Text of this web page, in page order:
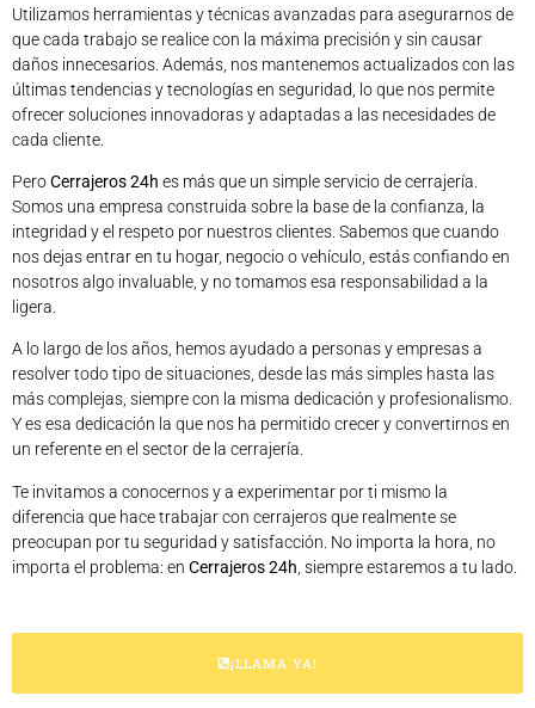
Utilizamos herramientas y técnicas avanzadas para asegurarnos de
que cada trabajo se realice con la máxima precisión y sin causar
daños innecesarios. Además, nos mantenemos actualizados con las
últimas tendencias y tecnologías en seguridad, lo que nos permite
ofrecer soluciones innovadoras y adaptadas a las necesidades de
cada cliente.
PeroCerrajeros 24h es más que un simple servicio de cerrajería.
Somos una empresa construida sobre la base de la confianza, la
integridad y el respeto por nuestros clientes. Sabemos que cuando
nos dejas entrar en tu hogar, negocio o vehículo, estás confiando en
nosotros algo invaluable, y no tomamos esa responsabilidad a la
ligera.
A lo largo de los años, hemos ayudado a personas y empresas a
resolver todo tipo de situaciones, desde las más simples hasta las
más complejas, siempre con la misma dedicación y profesionalismo.
Y es esa dedicación la que nos ha permitido crecer y convertirnos en
un referente en el sector de la cerrajería.
Te invitamos a conocernos y a experimentar por ti mismo la
diferencia que hace trabajar con cerrajeros que realmente se
preocupan por tu seguridad y satisfacción. No importa la hora, no
importa el problema: en Cerrajeros 24h , siempre estaremos a tu lado.
¡LLAMA YA!